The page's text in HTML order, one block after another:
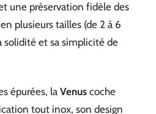
une préservation fidèle des
plusieurs tailles (de 2 à 6
solidité et sa simplicité de
épurées, la Venus coche
tout inox, son design